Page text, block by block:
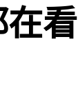
在看